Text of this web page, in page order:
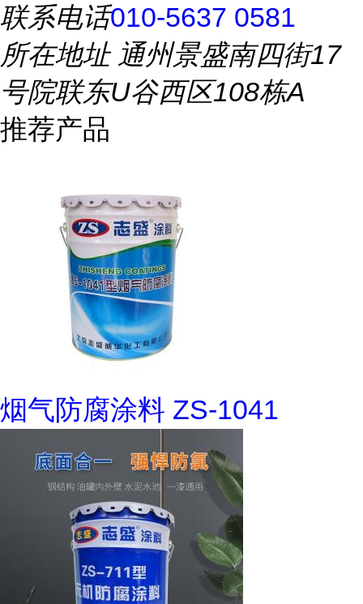
联系电话010-5637 0581
所在地址通州景盛南四街17
号院联东U谷西区108栋A
推荐产品
烟气防腐涂料 ZS-1041